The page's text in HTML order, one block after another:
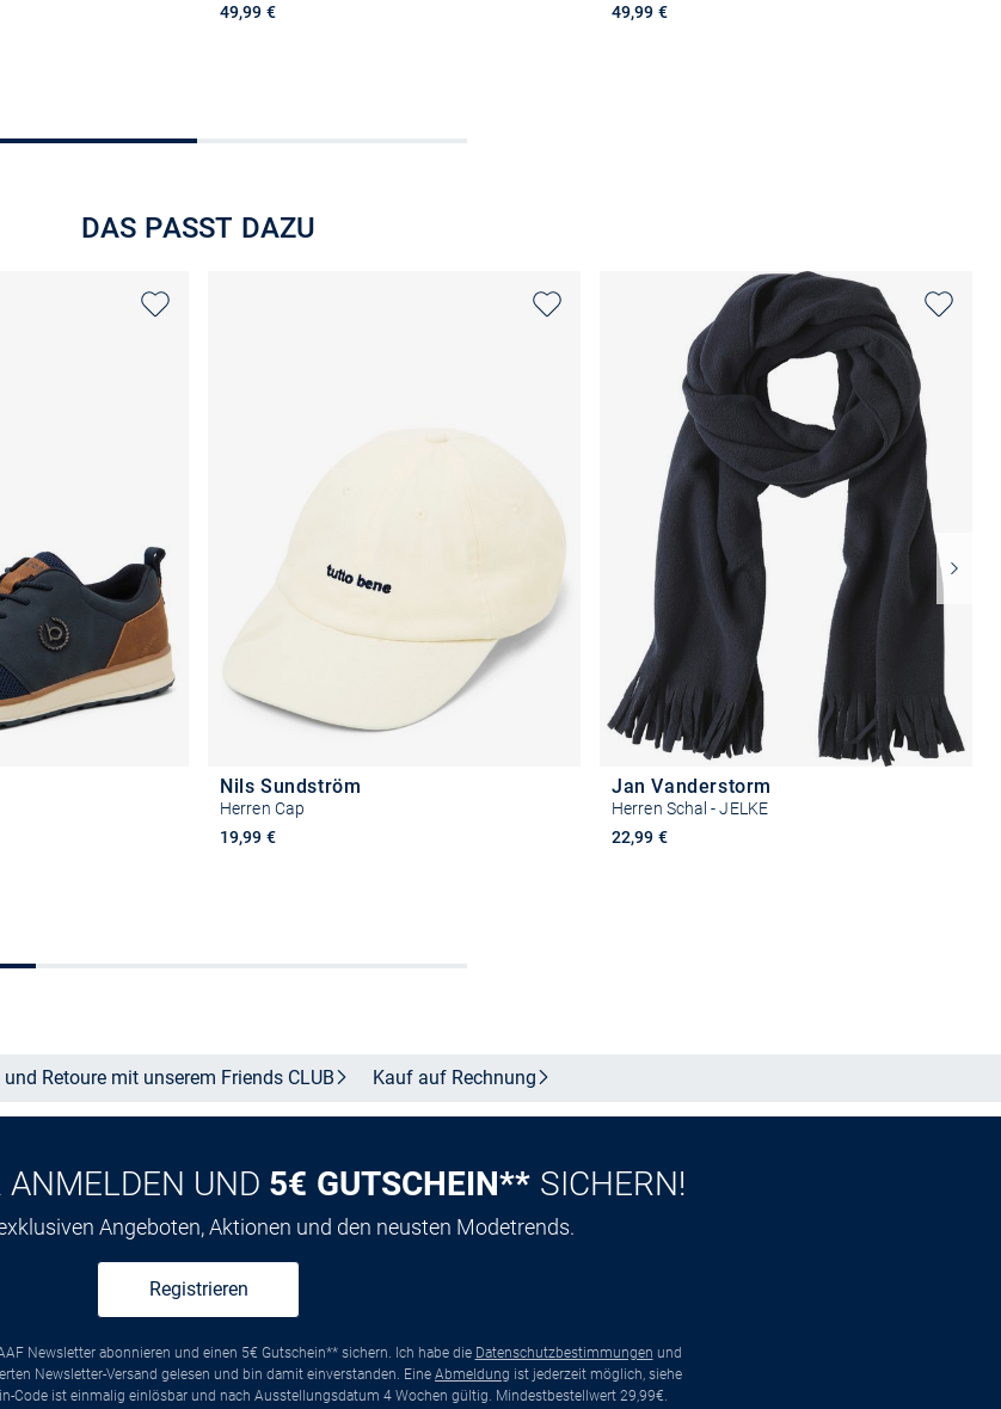
49,99 €
49,99 €
DAS PASST DAZU
Nils Sundström
Herren Cap
19,99 €
Jan Vanderstorm
Herren Schal - JELKE
22,99 €
Retoure mit unserem Friends CLUB Kauf auf Rechnung
UND 5€ GUTSCHEIN** SICHERN!
Angeboten, Aktionen und den neusten Modetrends.
Registrieren
Newsletter abonnieren und einen 5€ Gutschein** sichern. Ich habe die Datenschutzbestimmungen und
Newsletter-Versand gelesen und bin damit einverstanden. Eine Abmeldung ist jederzeit möglich, siehe
Code ist einmalig einlösbar und nach Ausstellungsdatum 4 Wochen gültig. Mindestbestellwert 29,99€.